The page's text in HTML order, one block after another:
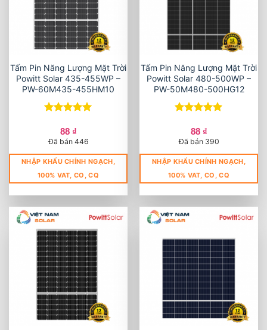
Tấm Pin Năng Lượng Mặt Trời
Powitt Solar 435-455WP –
PW-60M435-455HM10
hạng5 5
sao
88 ₫
Đã bán 446
NHẬP KHẨU CHÍNH NGẠCH,
100% VAT, CO, CQ
Tấm Pin Năng Lượng Mặt Trời
Powitt Solar 480-500WP –
PW-50M480-500HG12
hạng5 5
sao
88 ₫
Đã bán 390
NHẬP KHẨU CHÍNH NGẠCH,
100% VAT, CO, CQ